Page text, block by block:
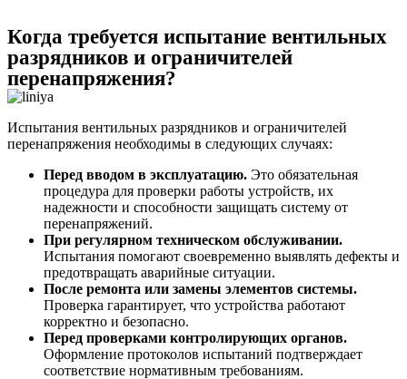
Когда требуется испытание вентильных
разрядников и ограничителей
перенапряжения?
Испытания вентильных разрядников и ограничителей
перенапряжения необходимы в следующих случаях:
Перед вводом в эксплуатацию. Это обязательная
процедура для проверки работы устройств, их
надежности и способности защищать систему от
перенапряжений.
При регулярном техническом обслуживании.
Испытания помогают своевременно выявлять дефекты и
предотвращать аварийные ситуации.
После ремонта или замены элементов системы.
Проверка гарантирует, что устройства работают
корректно и безопасно.
Перед проверками контролирующих органов.
Оформление протоколов испытаний подтверждает
соответствие нормативным требованиям.